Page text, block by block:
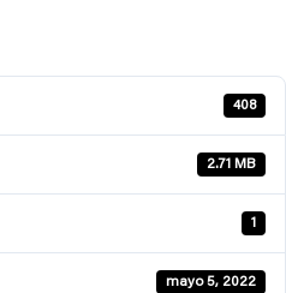
408
2.71 MB
1
mayo 5, 2022